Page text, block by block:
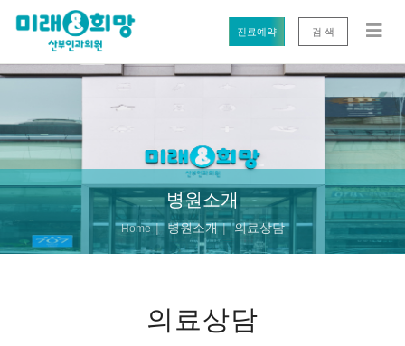
진료예약 검 색
병원소개
Home 병원소개 의료상담
의료상담